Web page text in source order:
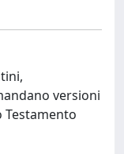
versioni